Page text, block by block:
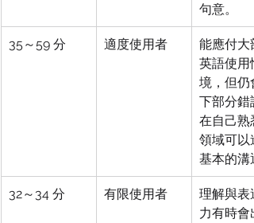
句意。
35～59 分 適度使用者
能應付大
英語使用
境，但仍
下部分錯
在自己熟
領域可以
基本的溝
32～34 分 有限使用者
理解與表
力有時會